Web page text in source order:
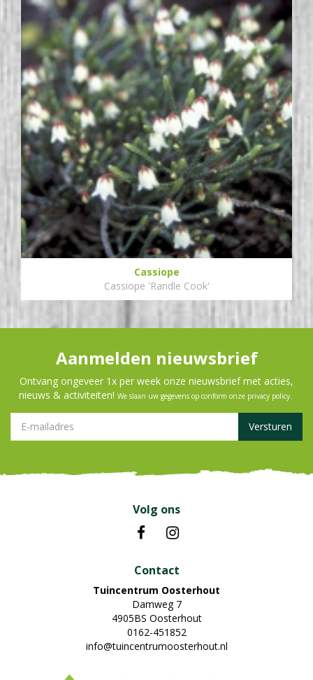
Cassiope
Cassiope 'Randle Cook'
Aanmelden nieuwsbrief
Ontvang ongeveer 1x per week onze nieuwsbrief met acties,
nieuws & activiteiten! We slaan uw gegevens op conform onze privacy policy
Volg ons
Contact
Tuincentrum Oosterhout
Damweg 7
4905BS Oosterhout
0162-451852
info@tuincentrumoosterhout.nl